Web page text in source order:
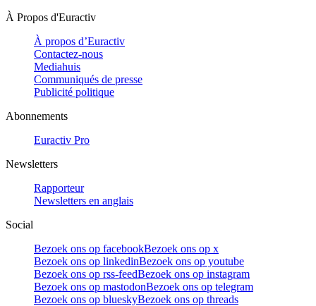
À Propos d'Euractiv
À propos d’Euractiv
Contactez-nous
Mediahuis
Communiqués de presse
Publicité politique
Abonnements
Euractiv Pro
Newsletters
Rapporteur
Newsletters en anglais
Social
Bezoek ons op facebookBezoek ons op x
Bezoek ons op linkedinBezoek ons op youtube
Bezoek ons op rss-feedBezoek ons op instagram
Bezoek ons op mastodonBezoek ons op telegram
Bezoek ons op blueskyBezoek ons op threads